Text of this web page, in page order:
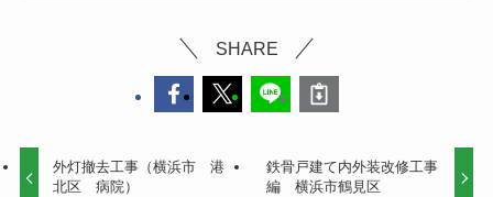
SHARE
外灯撤去工事（横浜市 港
北区 病院）
鉄骨戸建て内外装改修工事
編 横浜市鶴見区